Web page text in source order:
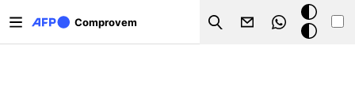
Comprovem
Search
Mode
fosc